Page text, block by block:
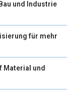
und Industrie
für mehr
Material und